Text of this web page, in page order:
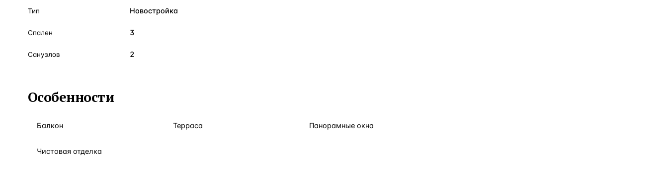
Тип Новостройка
Спален 3
Санузлов 2
Особенности
Балкон Терраса Панорамные окна
Чистовая отделка